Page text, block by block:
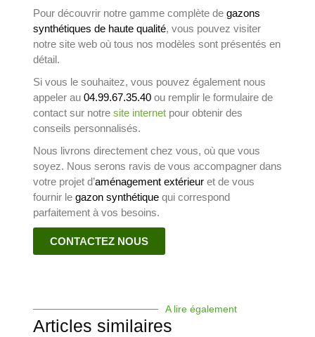
Pour découvrir notre gamme complète de gazons
synthétiques de haute qualité, vous pouvez visiter
notre site web où tous nos modèles sont présentés en
détail.
Si vous le souhaitez, vous pouvez également nous
appeler au 04.99.67.35.40ou remplir le formulaire de
contact sur notre site internetpour obtenir des
conseils personnalisés.
Nous livrons directement chez vous, où que vous
soyez. Nous serons ravis de vous accompagner dans
votre projet d’aménagement extérieuret de vous
fournir le gazon synthétiquequi correspond
parfaitement à vos besoins.
CONTACTEZ NOUS
A lire également
Articles similaires